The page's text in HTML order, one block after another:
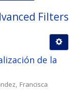
Filters
de la
Francisca